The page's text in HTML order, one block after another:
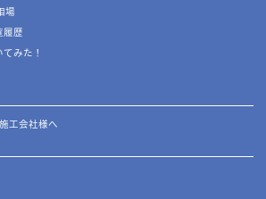
場
履歴
みた！
工会社様へ